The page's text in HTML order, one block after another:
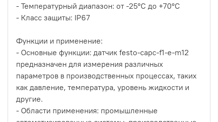
- Температурный диапазон: от -25°C до +70°C
- Класс защиты: IP67
Функции и применение:
- Основные функции: датчик festo-capc-f1-e-m12
предназначен для измерения различных
параметров в производственных процессах, таких
как давление, температура, уровень жидкости и
другие.
- Области применения: промышленные